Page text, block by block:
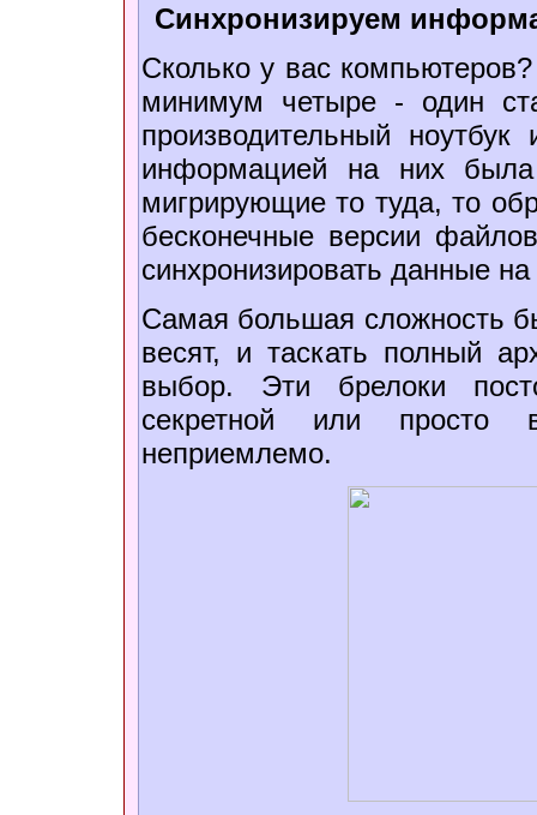
Синхронизируем
Сколько у вас
минимум четыре - один
производительный
информацией на них
мигрирующие то туда, то
бесконечные версии
синхронизировать данные
Самая большая сложность
весят, и таскать полный
выбор. Эти брелоки
секретной или просто
неприемлемо.